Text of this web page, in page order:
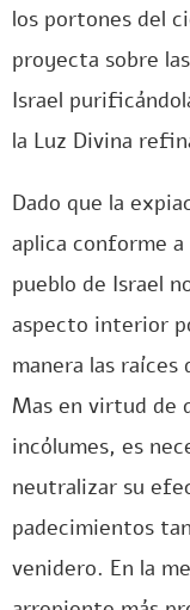
los portones del
proyecta sobre
Israel
la Luz Divina
Dado que la
aplica conforme
pueblo de Israel
aspecto interior
manera las raíces
Mas en virtud de
incólumes, es
neutralizar su
padecimientos
venidero. En la